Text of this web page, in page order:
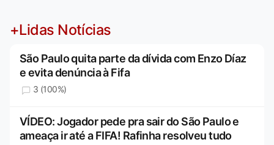
+Lidas Notícias
São Paulo quita parte da dívida com Enzo Díaz
e evita denúncia à Fifa
3 (100%)
VÍDEO: Jogador pede pra sair do São Paulo e
ameaça ir até a FIFA! Rafinha resolveu tudo